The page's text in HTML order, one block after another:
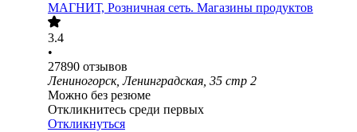
МАГНИТ, Розничная сеть. Магазины продуктов
3.4
•
27890 отзывов
Лениногорск, Ленинградская, 35 стр 2
Можно без резюме
Откликнитесь среди первых
Откликнуться